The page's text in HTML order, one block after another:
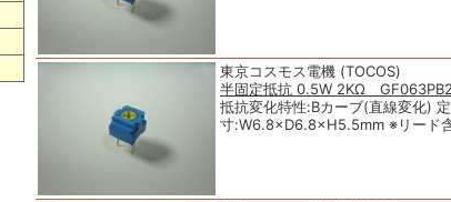
東京コスモス電機 (TOCOS)
半固定抵抗 0.5W 2KΩ
抵抗変化特性:Bカーブ(直線変化)
寸:W6.8×D6.8×H5.5mm ※リード